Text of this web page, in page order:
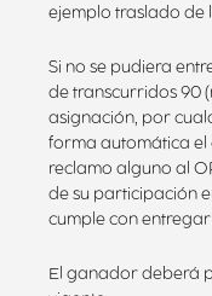
ejemplo traslado de
Si no se pudiera
de transcurridos 90
asignación, por
forma automática el
reclamo alguno al
de su participación
cumple con
El ganador deberá